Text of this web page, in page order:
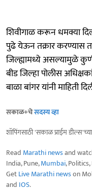
शिवीगाळ करून धमक्या
पुढे येऊन तक्रार करण्यास
जिल्ह्यामध्ये असल्यामुळे
बीड जिल्हा पोलीस
बाळा बांगर यांनी माहिती
सकाळ+चेसदस्य व्हा
शॉपिंगसाठी 'सकाळ प्राईम
Read Marathi newsand
India, Pune,Mumbai,
GetLive Marathi newson
and IOS.